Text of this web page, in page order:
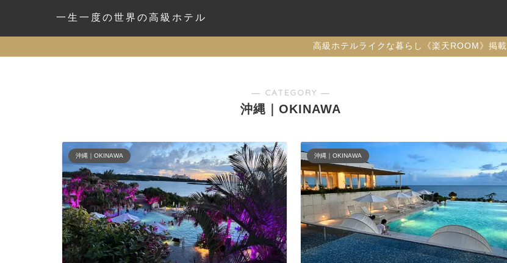
一生一度の世界の高級ホテル
高級ホテルライクな暮らし《楽天ROOM》掲載
― CATEGORY ―
沖縄｜OKINAWA
沖縄｜OKINAWA 沖縄｜OKINAWA